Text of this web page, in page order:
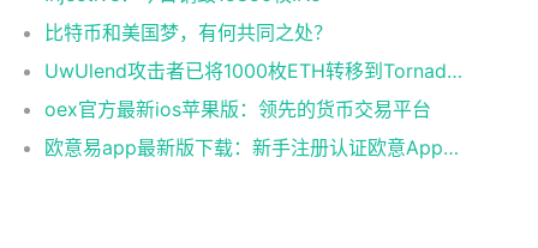
比特币和美国梦，有何共同之处？
UwUlend攻击者已将1000枚ETH转移到Tornado Cash
oex官方最新ios苹果版：领先的货币交易平台
欧意易app最新版下载：新手注册认证欧意App下载操作教程